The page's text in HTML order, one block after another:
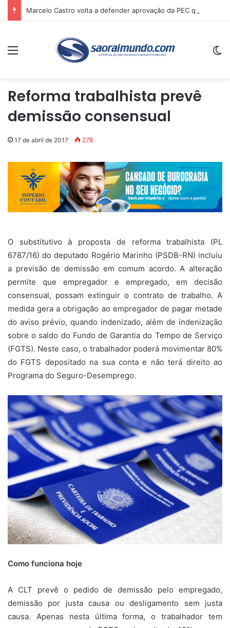
Menu
Reforma trabalhista prevê
demissão consensual
17 de abril de 2017 278
O substitutivo à proposta de reforma trabalhista (PL
6787/16) do deputado Rogério Marinho (PSDB-RN) incluiu
a previsão de demissão em comum acordo. A alteração
permite que empregador e empregado, em decisão
consensual, possam extinguir o contrato de trabalho. A
medida gera a obrigação ao empregador de pagar metade
do aviso prévio, quando indenizado, além de indenização
sobre o saldo do Fundo de Garantia do Tempo de Serviço
(FGTS). Neste caso, o trabalhador poderá movimentar 80%
do FGTS depositado na sua conta e não terá direito ao
Programa do Seguro-Desemprego.
Como funciona hoje
A CLT prevê o pedido de demissão pelo empregado,
demissão por justa causa ou desligamento sem justa
causa. Apenas nesta última forma, o trabalhador tem